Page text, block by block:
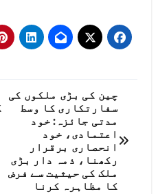
پوسٹوں
کی
نیویگیشن
چین کی بڑی ملکوں کی
سفارتکاری کا وسط
مدتی جائزہ: خود
اعتمادی، خود
انحصاری برقرار
رکھنا، ذمہ دار بڑی
ملک کی حیثیت سے فرض
کا مظاہرہ کرنا